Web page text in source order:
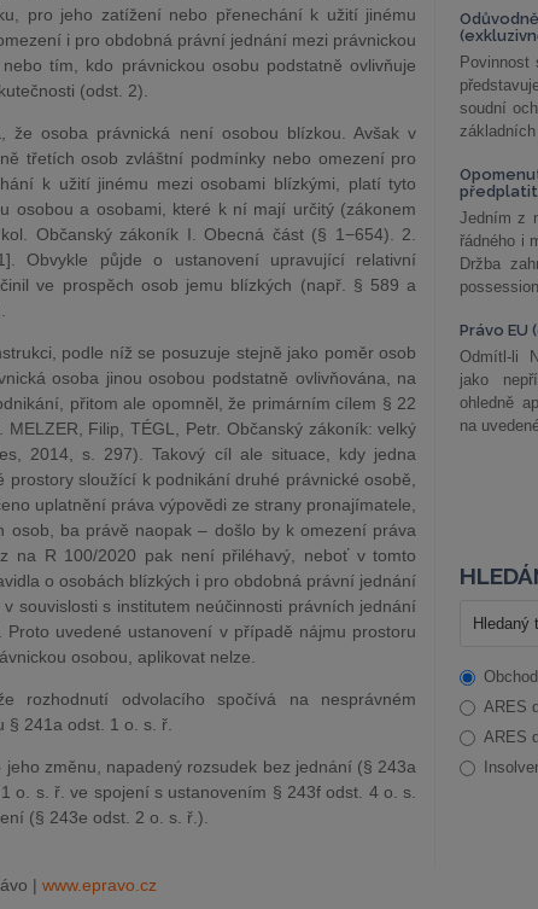
pro jeho zatížení nebo přenechání k užití jinému
i pro obdobná právní jednání mezi právnickou
tím, kdo právnickou osobu podstatně ovlivňuje
(odst. 2).
osoba právnická není osobou blízkou. Avšak v
třetích osob zvláštní podmínky nebo omezení pro
k užití jinému mezi osobami blízkými, platí tyto
osobou a osobami, které k ní mají určitý (zákonem
Občanský zákoník I. Obecná část (§ 1−654). 2.
Obvykle půjde o ustanovení upravující relativní
ve prospěch osob jemu blízkých (např. § 589 a
podle níž se posuzuje stejně jako poměr osob
osoba jinou osobou podstatně ovlivňována, na
přitom ale opomněl, že primárním cílem § 22
Filip, TÉGL, Petr. Občanský zákoník: velký
2014, s. 297). Takový cíl ale situace, kdy jedna
sloužící k podnikání druhé právnické osobě,
uplatnění práva výpovědi ze strany pronajímatele,
ba právě naopak – došlo by k omezení práva
na R 100/2020 pak není přiléhavý, neboť v tomto
o osobách blízkých i pro obdobná právní jednání
souvislosti s institutem neúčinnosti právních jednání
uvedené ustanovení v případě nájmu prostoru
osobou, aplikovat nelze.
rozhodnutí odvolacího spočívá na nesprávném
241a odst. 1 o. s. ř.
změnu, napadený rozsudek bez jednání (§ 243a
o. s. ř. ve spojení s ustanovením § 243f odst. 4 o. s.
(§ 243e odst. 2 o. s. ř.).
| www.epravo.cz
Povinnost
soudní
Jedním z
řádného i
Držba
Právo
Odmítl-li
jako
ohledně
na
ARES
ARES